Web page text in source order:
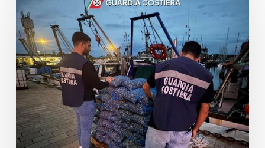
multe
e
sequestro
di
circa
1100
di
vongole